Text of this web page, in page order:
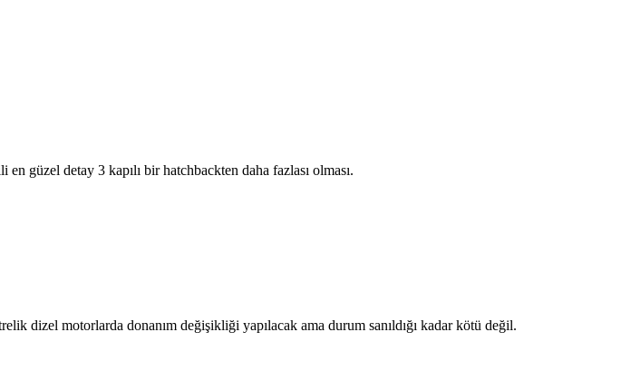
güzel detay 3 kapılı bir hatchbackten daha fazlası olması.
dizel motorlarda donanım değişikliği yapılacak ama durum sanıldığı kadar kötü değil.